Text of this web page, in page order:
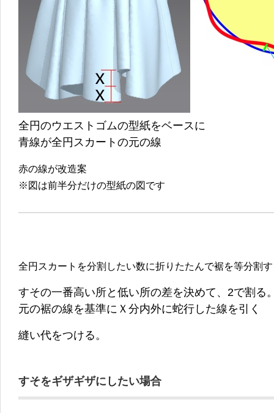
全円のウエストゴムの型紙をベースに
青線が全円スカートの元の線
赤の線が改造案
※図は前半分だけの型紙の図です
全円スカートを分割したい数に折りたたんで裾を等分割
すその一番高い所と低い所の差を決めて、2で割る
元の裾の線を基準にＸ分内外に蛇行した線を引く
縫い代をつける。
すそをギザギザにしたい場合